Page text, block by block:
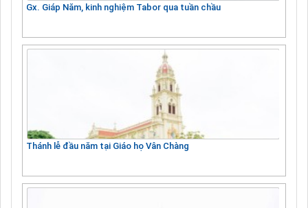
Gx. Giáp Năm, kinh nghiệm Tabor qua tuần chầu
Thánh lễ đầu năm tại Giáo họ Vân Chàng